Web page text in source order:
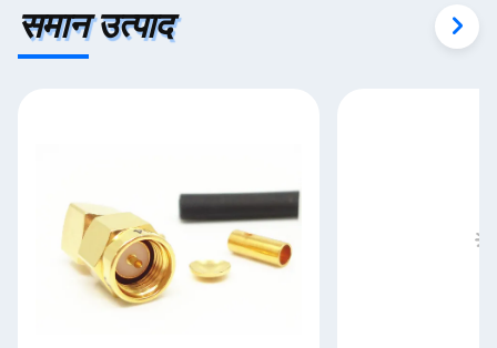
समान उत्पाद